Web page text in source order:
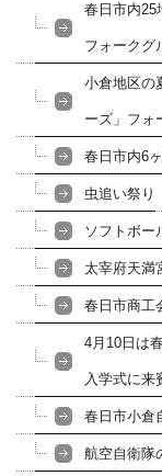
春日市内25
フォークグ
小倉地区の
ーズ」フォ
春日市内6
虫追い祭り
ソフトボー
太宰府天満
春日市商工
4月10日は
入学式に来
春日市小倉
航空自衛隊